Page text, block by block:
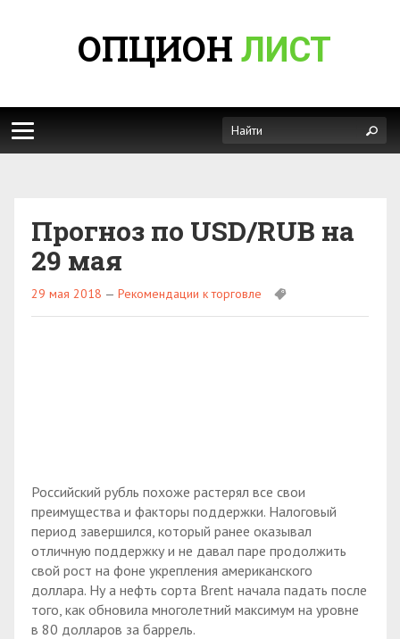
ОПЦИОН ЛИСТ
Прогноз по USD/RUB на
29 мая
29 мая 2018 — Рекомендации к торговле
Российский рубль похоже растерял все свои
преимущества и факторы поддержки. Налоговый
период завершился, который ранее оказывал
отличную поддержку и не давал паре продолжить
свой рост на фоне укрепления американского
доллара. Ну а нефть сорта Brent начала падать после
того, как обновила многолетний максимум на уровне
в 80 долларов за баррель.